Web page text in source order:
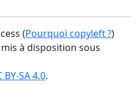
(Pourquoi copyleft ?)
à disposition sous
BY-SA 4.0.